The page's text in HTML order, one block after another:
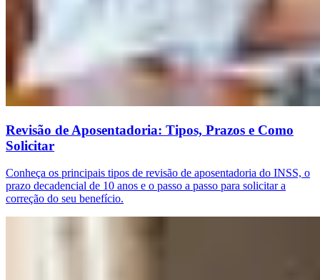
Revisão de Aposentadoria: Tipos, Prazos e Como
Solicitar
Conheça os principais tipos de revisão de aposentadoria do INSS, o
prazo decadencial de 10 anos e o passo a passo para solicitar a
correção do seu benefício.